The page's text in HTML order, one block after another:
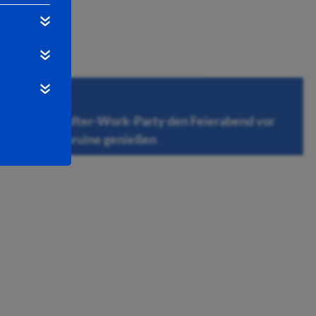
Bei der After-Work-Party den Feierabend vor
der Stiftsruine genießen